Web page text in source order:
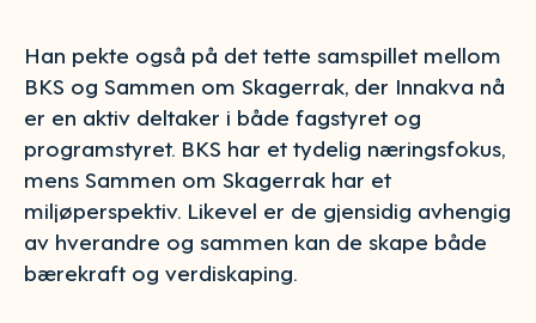
Han pekte også på det tette samspillet mellom
BKS og Sammen om Skagerrak, der Innakva nå
er en aktiv deltaker i både fagstyret og
programstyret. BKS har et tydelig næringsfokus,
mens Sammen om Skagerrak har et
miljøperspektiv. Likevel er de gjensidig avhengig
av hverandre og sammen kan de skape både
bærekraft og verdiskaping.